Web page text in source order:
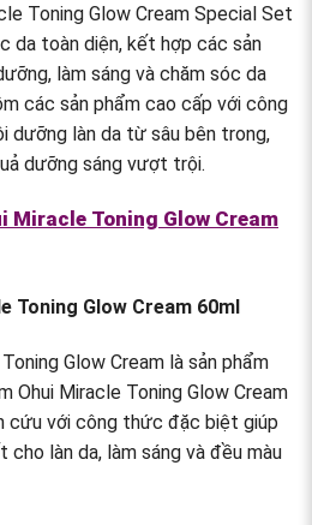
Toning Glow Cream Special Set
da toàn diện, kết hợp các sản
làm sáng và chăm sóc da
các sản phẩm cao cấp với công
dưỡng làn da từ sâu bên trong,
dưỡng sáng vượt trội.
Miracle Toning Glow Cream
Toning Glow Cream 60ml
Glow Cream là sản phẩm
Ohui Miracle Toning Glow Cream
cứu với công thức đặc biệt giúp
làn da, làm sáng và đều màu